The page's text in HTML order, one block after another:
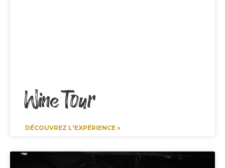
Wine Tour
DÉCOUVREZ L'EXPÉRIENCE »